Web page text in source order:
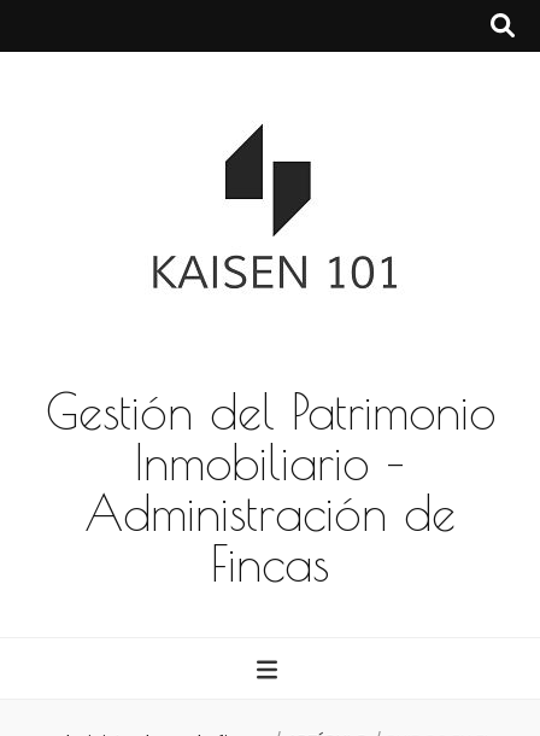
Gestión del Patrimonio
Inmobiliario –
Administración de
Fincas